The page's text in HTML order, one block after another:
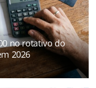
no rotativo do
2026